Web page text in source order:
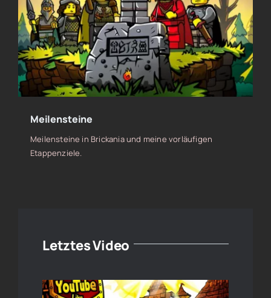
Meilensteine
Meilensteine in Brickania und meine vorläufigen
Etappenziele.
Letztes Video